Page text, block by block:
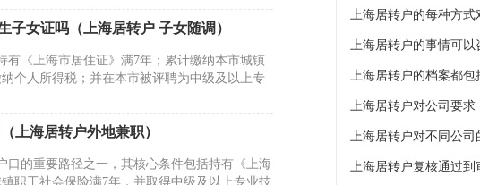
子女证吗（上海居转户 子女随调）
有《上海市居住证》满7年；累计缴纳本市城镇
个人所得税；并在本市被评聘为中级及以上专
上海居转户外地兼职）
口的重要路径之一，其核心条件包括持有《上海
职工社会保险满7年，并取得中级及以上专业技
上海居转户的每种方式
上海居转户的事情可以
上海居转户的档案都包
上海居转户对公司要求
上海居转户对不同公司
上海居转户复核通过到